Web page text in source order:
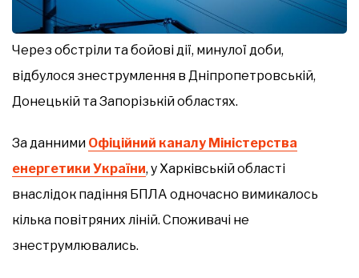
Через обстріли та бойові дії, минулої доби,
відбулося знеструмлення в Дніпропетровській,
Донецькій та Запорізькій областях.
За данними Офіційний каналу Міністерства
енергетики України, у Харківській області
внаслідок падіння БПЛА одночасно вимикалось
кілька повітряних ліній. Споживачі не
знеструмлювались.